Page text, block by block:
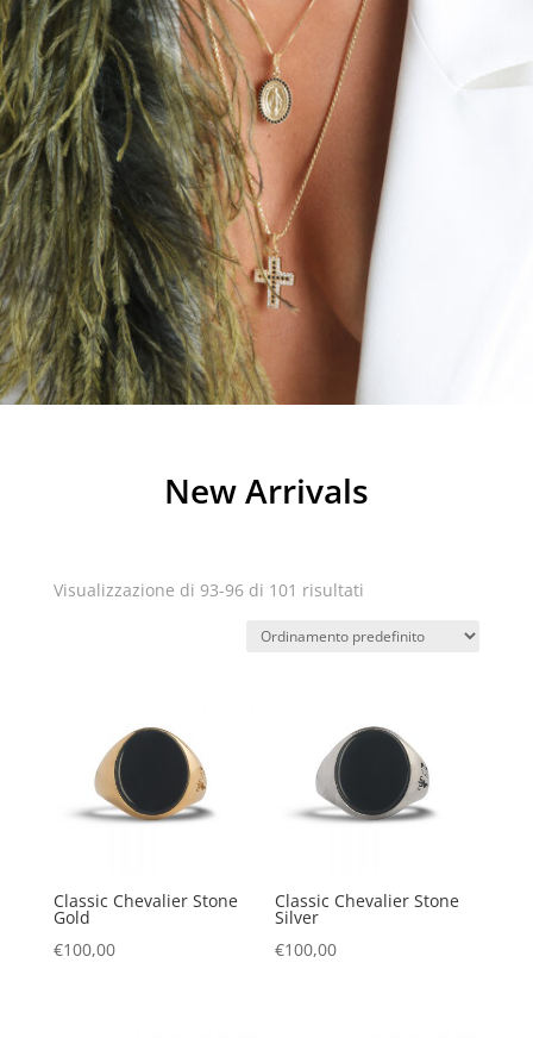
New Arrivals
Visualizzazione di 93-96 di 101 risultati
Classic Chevalier Stone
Gold
€100,00
Classic Chevalier Stone
Silver
€100,00